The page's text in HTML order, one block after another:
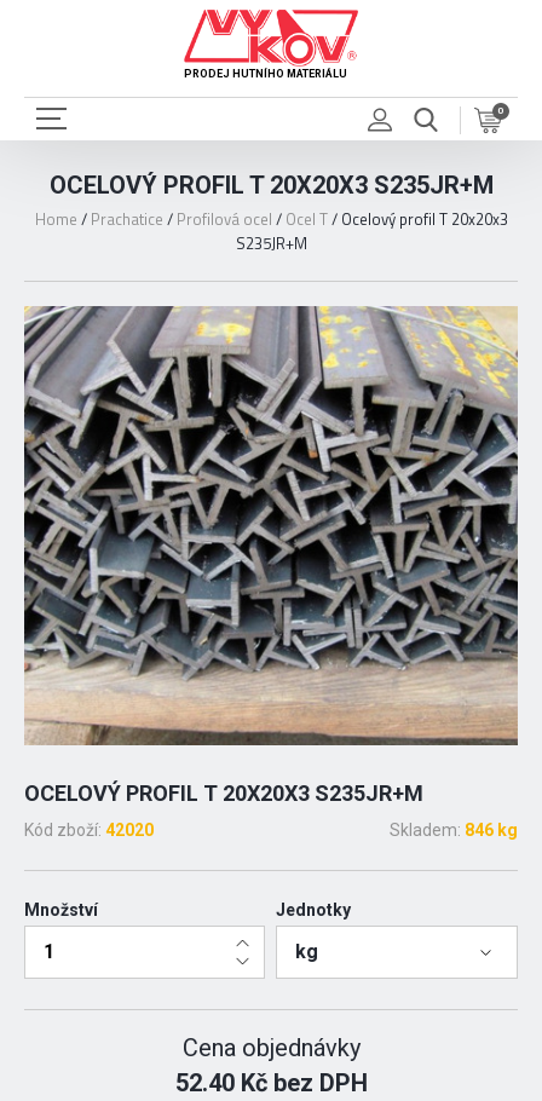
PRODEJ HUTNÍHO MATERIÁLU
0
OCELOVÝ PROFIL T 20X20X3 S235JR+M
Home / Prachatice / Profilová ocel / Ocel T/ Ocelový profil T 20x20x3
S235JR+M
OCELOVÝ PROFIL T 20X20X3 S235JR+M
Kód zboží: 42020 Skladem: 846 kg
Množství Jednotky
kg
Cena objednávky
52.40 Kč bez DPH